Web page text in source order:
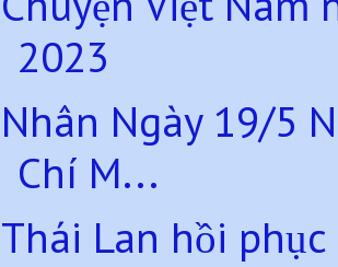
2023
Nhân Ngày 19/5
Chí M...
Thái Lan hồi phục